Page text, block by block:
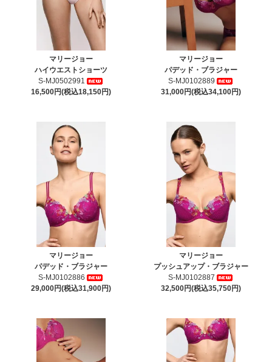
マリージョー
ハイウエストショーツ
S-MJ0502991
16,500円(税込18,150円)
マリージョー
パデッド・ブラジャー
S-MJ0102889
31,000円(税込34,100円)
マリージョー
パデッド・ブラジャー
S-MJ0102886
29,000円(税込31,900円)
マリージョー
プッシュアップ・ブラジャー
S-MJ0102887
32,500円(税込35,750円)